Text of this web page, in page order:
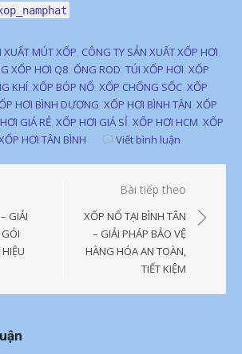
XUẤT MÚT XỐP, CÔNG TY SẢN XUẤT XỐP HƠI,
XỐP HƠI Q8, ỐNG ROD, TÚI XỐP HƠI, XỐP
KHÍ, XỐP BÓP NỔ, XỐP CHỐNG SỐC, XỐP
HƠI BÌNH DƯƠNG, XỐP HƠI BÌNH TÂN, XỐP
GIÁ RẺ, XỐP HƠI GIÁ SỈ, XỐP HƠI HCM, XỐP
HƠI TÂN BÌNH Viết bình luận
GIẢI
Bài tiếp theo
XỐP NỔ TẠI BÌNH TÂN
– GIẢI PHÁP BẢO VỆ
HÀNG HÓA AN TOÀN,
TIẾT KIỆM